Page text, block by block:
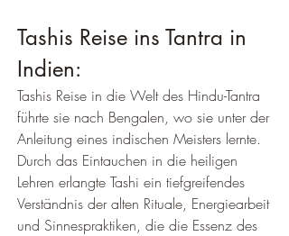
Tashis Reise ins Tantra in
Indien:
Tashis Reise in die Welt des Hindu-Tantra
führte sie nach Bengalen, wo sie unter der
Anleitung eines indischen Meisters lernte.
Durch das Eintauchen in die heiligen
Lehren erlangte Tashi ein tiefgreifendes
Verständnis der alten Rituale, Energiearbeit
und Sinnespraktiken, die die Essenz des